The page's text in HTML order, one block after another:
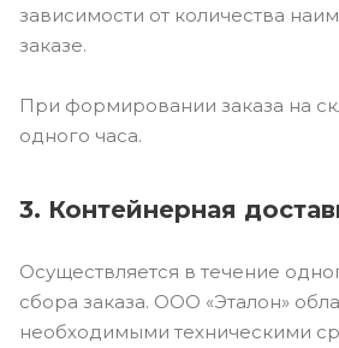
зависимости от количества
заказе.
При формировании заказа на
одного часа.
3. Контейнерная
Осуществляется в течение
сбора заказа. ООО «Эталон»
необходимыми техническими